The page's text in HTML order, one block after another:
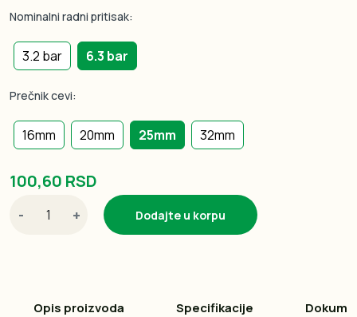
Nominalni radni pritisak:
3.2 bar 6.3 bar
Prečnik cevi:
16mm 20mm 25mm 32mm
100,60 RSD
- + Dodajte u korpu
Opis proizvoda Specifikacije